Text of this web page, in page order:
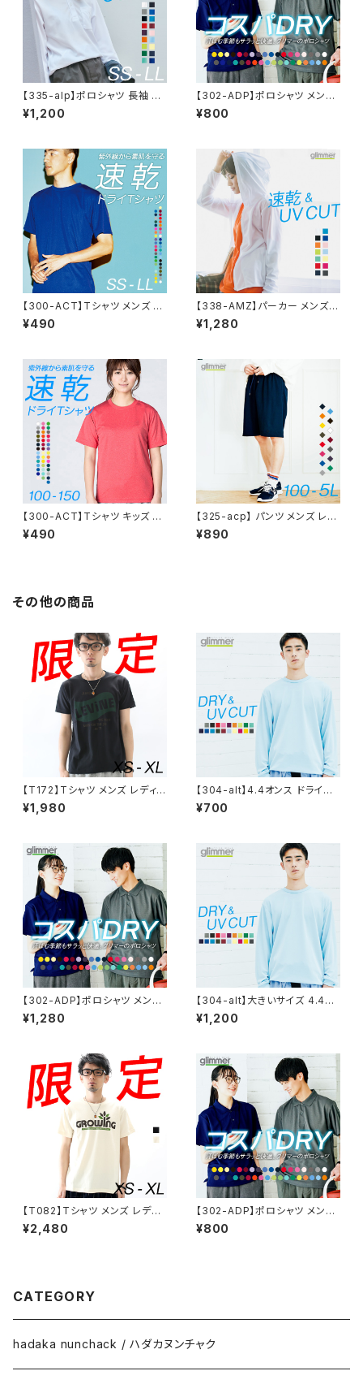
【335-alp】ポロシャツ 長袖 メ
ンズ レディース 無地 吸汗 速乾
ドライ ポロシャツ ポケット付 ス
学 通勤 ゴルフ 服 4.4オンス
¥1,200
【302-ADP】ポロシャツ メンズ
レディース ユニセックス キッズ
半袖 ドライ 吸水 速乾 制服 ユ
オシャレ ネイビー 白 黒 DRY
ドライ 父の日 服
¥800
【300-ACT】Tシャツ メンズ レ
ディース 無地 シンプル 薄手 涼
しい 吸汗速乾 UVカット 日除け
ゆったり 体型カバー コンパクト
アウトドア スポーツ ランニング
マラソン 運動会 ジム ウォーキン
グ SALE ％OFF glimmer グリ
マー ドライ Tシャツ
¥490
【338-AMZ】パーカー メンズ
レディース 無地 シンプル 薄手
涼しい 吸汗速乾 UVカット UV
策 服 春 夏 秋 ゆったり 体型カ
バー コンパクト アウトドア 海 キ
ャンプ スポーツ 運動会 ジム ウ
ォーキング SALE ％OFF glim
mer グリマー ドライ ジップパー
カー 4.4オンス
¥1,280
【300-ACT】Tシャツ キッズ 無
地 シンプル 薄手 涼しい 吸汗速
乾 UVカット 日除け ドライ DRY
動会 ジム ウォーキング SALE
¥490
【325-acp】 パンツ メンズ レデ
ィース シンプル チーム サークル
無地 ダンス 春 夏 ドライ ゆった
¥890
その他の商品
【T172】Tシャツ メンズ レディ
ース 半袖 ファッション トップス
綿 おもしろ オリジナル ロゴ ア
定 おしゃれ シンプル プリント メ
ッセージ 男女兼用 サイズ 服 春
夏 Levine
¥1,980
【304-alt】4.4オンス ドライロ
ングスリーブTシャツ
¥700
【302-ADP】ポロシャツ メンズ
レディース ユニセックス キッズ
半袖 ドライ 吸水 速乾 制服 ユ
オシャレ ネイビー 白 黒 DRY
ドライ 父の日 服
¥1,280
【304-alt】大きいサイズ 4.4オ
ンス ドライロングスリーブTシャ
ツ 6L〜7L
¥1,200
【T082】Tシャツ メンズ レディ
ース 半袖 ファッション トップス
綿 おもしろ オリジナル ロゴ ア
夏 growing
¥2,480
【302-ADP】ポロシャツ メンズ
レディース ユニセックス キッズ
半袖 ドライ 吸水 速乾 制服 ユ
¥800
CATEGORY
hadaka nunchack / ハダカヌンチャク